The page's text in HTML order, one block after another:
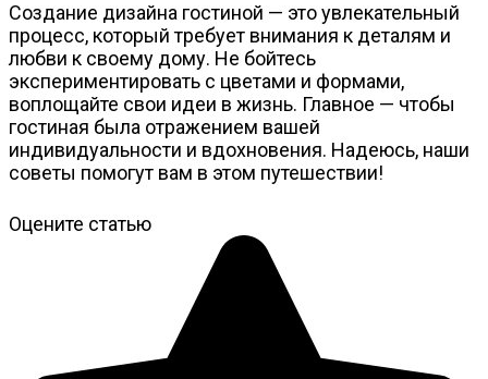
Создание дизайна гостиной — это увлекательный
процесс, который требует внимания к деталям и
любви к своему дому. Не бойтесь
экспериментировать с цветами и формами,
воплощайте свои идеи в жизнь. Главное — чтобы
гостиная была отражением вашей
индивидуальности и вдохновения. Надеюсь, наши
советы помогут вам в этом путешествии!
Оцените статью